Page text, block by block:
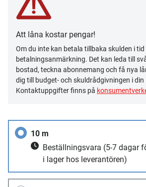
Att låna kostar pengar!
Om du inte kan betala tillbaka skulden i tid
betalningsanmärkning. Det kan leda till
bostad, teckna abonnemang och få nya
dig till budget- och skuldrådgivningen i din
Kontaktuppgifter finns på
10 m
Beställningsvara (5-7 dagar
i lager hos leverantören)